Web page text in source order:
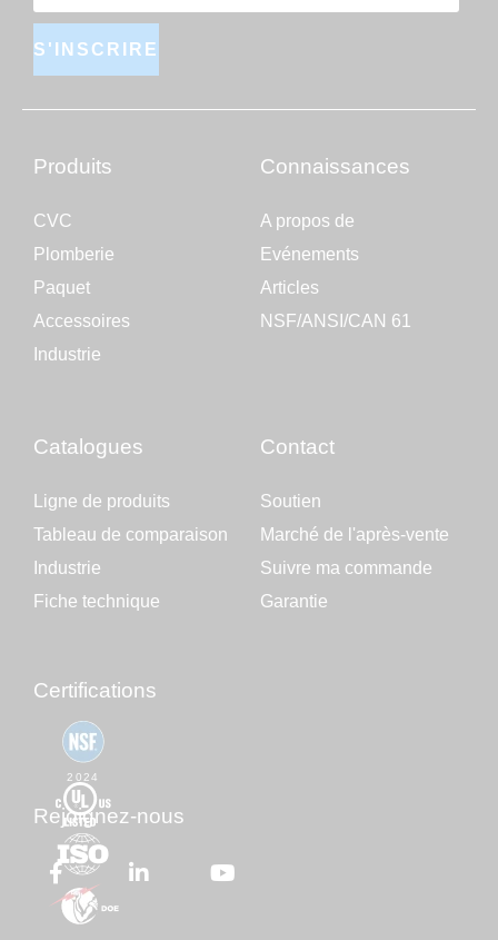
S'INSCRIRE
Produits
CVC
Plomberie
Paquet
Accessoires
Industrie
Connaissances
A propos de
Evénements
Articles
NSF/ANSI/CAN 61
Catalogues
Ligne de produits
Tableau de comparaison
Industrie
Fiche technique
Contact
Soutien
Marché de l'après-vente
Suivre ma commande
Garantie
Certifications
2024
Rejoignez-nous